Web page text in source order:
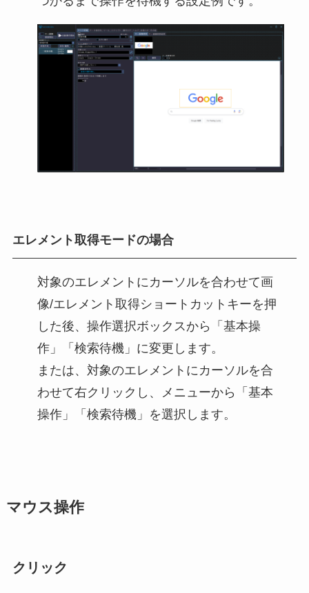
エレメント取得モードの場合
対象のエレメントにカーソルを合わせて画
像/エレメント取得ショートカットキーを押
した後、操作選択ボックスから「基本操
作」「検索待機」に変更します。
または、対象のエレメントにカーソルを合
わせて右クリックし、メニューから「基本
操作」「検索待機」を選択します。
マウス操作
クリック